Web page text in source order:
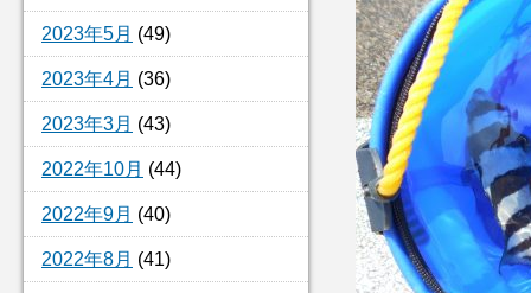
2023年5月 (49)
2023年4月 (36)
2023年3月 (43)
2022年10月 (44)
2022年9月 (40)
2022年8月 (41)